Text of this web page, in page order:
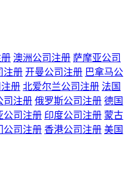
澳洲公司注册 萨摩亚公司
注册 开曼公司注册 巴拿马公
册 北爱尔兰公司注册 法国
司注册 俄罗斯公司注册 德国
公司注册 印度公司注册 蒙古
公司注册 香港公司注册 美国